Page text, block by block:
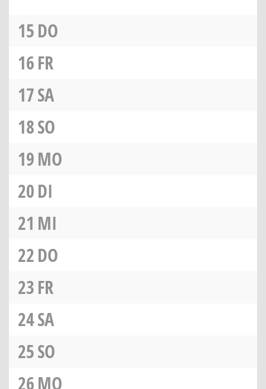
15DO
16FR
17SA
18SO
19MO
20DI
21 MI
22DO
23FR
24SA
25SO
26MO